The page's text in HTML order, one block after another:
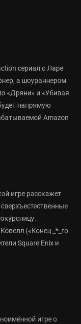
сериал о Ларе
а шоураннером
«Дряни» и «Убивая
напрямую
Amazon
игре расскажет
(«Конец _*_го
Square Enix и
игре о